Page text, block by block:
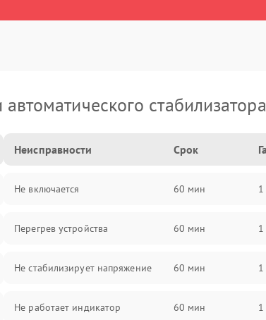
Неисправности Срок
Не включается 60 мин 1
Перегрев устройства 60 мин 1
Не стабилизирует напряжение 60 мин 1
Не работает индикатор 60 мин 1